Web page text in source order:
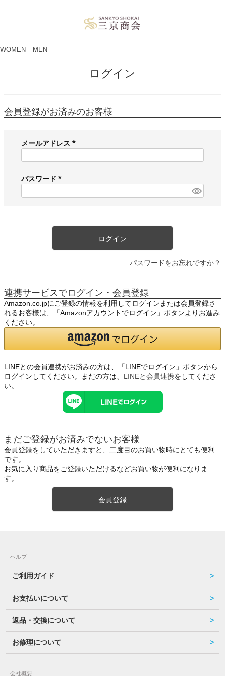
WOMEN MEN
ログイン
会員登録がお済みのお客様
メールアドレス
必
)
パスワード
必
ログイン
パスワードをお忘れですか？
連携サービスでログイン・会員登録
Amazon.co.jpにご登録の情報を利用してログインまたは会員登録さ
れるお客様は、「Amazonアカウントでログイン」ボタンよりお進み
ください。
LINEとの会員連携がお済みの方は、「LINEでログイン」ボタンから
ログインしてください。まだの方は、 LINEと会員連携をしてくださ
い。
まだご登録がお済みでないお客様
会員登録をしていただきますと、二度目のお買い物時にとても便利
です。
お気に入り商品をご登録いただけるなどお買い物が便利になりま
す。
会員登録
ヘルプ
ご利用ガイド
お支払いについて
返品・交換について
お修理について
会社概要